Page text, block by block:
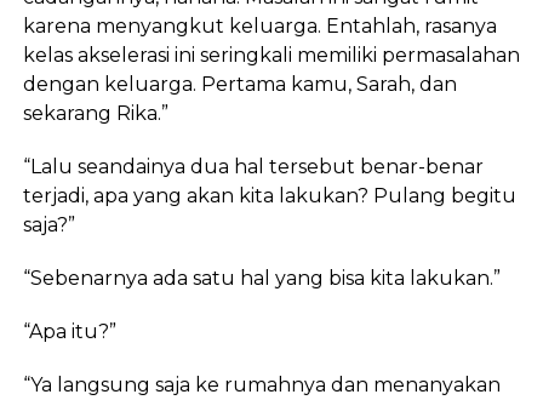
karena menyangkut keluarga. Entahlah, rasanya
kelas akselerasi ini seringkali memiliki permasalahan
dengan keluarga. Pertama kamu, Sarah, dan
sekarang Rika.”
“Lalu seandainya dua hal tersebut benar-benar
terjadi, apa yang akan kita lakukan? Pulang begitu
saja?”
“Sebenarnya ada satu hal yang bisa kita lakukan.”
“Apa itu?”
“Ya langsung saja ke rumahnya dan menanyakan